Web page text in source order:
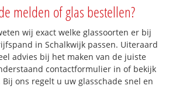
melden of glas bestellen?
wij exact welke glassoorten er bij
in Schalkwijk passen. Uiteraard
advies bij het maken van de juiste
contactformulier in of bekijk
Bij ons regelt u uw glasschade snel en